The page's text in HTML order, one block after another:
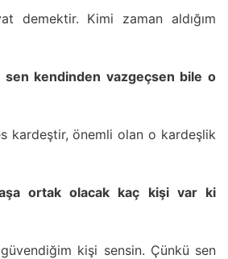
demektir. Kimi zaman aldığım
kendinden vazgeçsen bile o
kardeştir, önemli olan o kardeşlik
ortak olacak kaç kişi var ki
kişi sensin. Çünkü sen